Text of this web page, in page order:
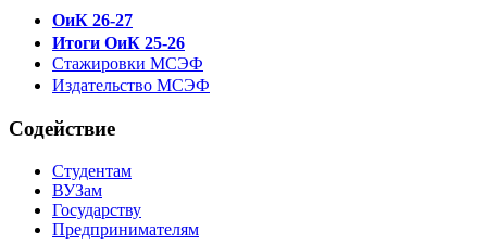
ОиК 26-27
Итоги ОиК 25-26
Стажировки МСЭФ
Издательство МСЭФ
Содействие
Студентам
ВУЗам
Государству
Предпринимателям